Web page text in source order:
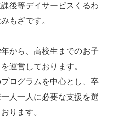
後等デイサービスくるわ
もざです。
から、高校生までのお子
運営しております。
ログラムを中心とし、卒
人一人に必要な支援を選
ります。